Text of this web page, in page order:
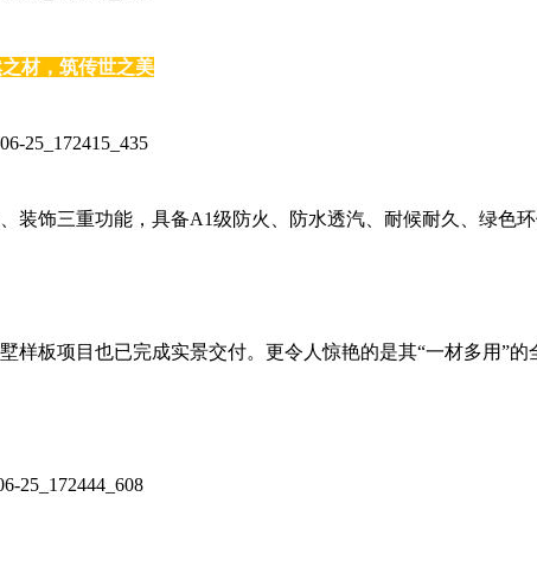
材，筑传世之美
饰三重功能，具备A1级防火、防水透汽、耐候耐久、绿色
板项目也已完成实景交付。更令人惊艳的是其“一材多用”的